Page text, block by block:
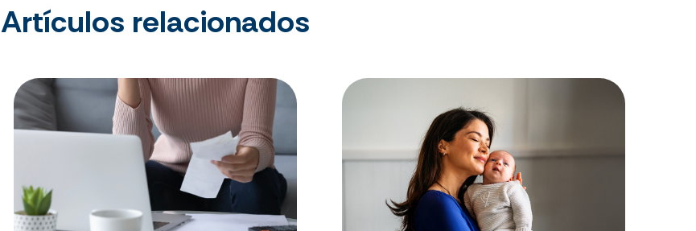
Artículos relacionados